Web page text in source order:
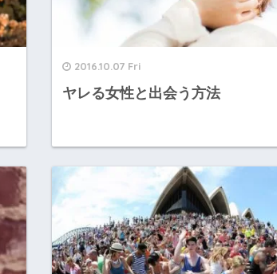
2016.10.07 Fri
ヤレる女性と出会う方法